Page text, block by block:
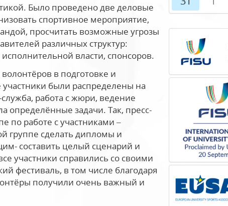
Было проведено две деловые
спортивное мероприятие,
просчитать возможные угрозы
различных структур:
власти, спонсоров.
в подготовке и
были распределены на
работа с жюри, ведение
определённые задачи. Так, пресс-
по работе с участниками –
группе сделать дипломы и
составить целый сценарий и
участники справились со своими
фестиваль, в том числе благодаря
получили очень важный и